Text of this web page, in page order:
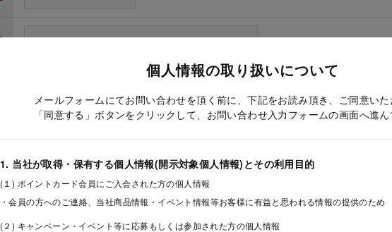
個人情報の取り扱いについて
メールフォームにてお問い合わせを頂く前に、下記をお読み頂き、ご同意い
「同意する」ボタンをクリックして、お問い合わせ入力フォームの画面へ進ん
1. 当社が取得・保有する個人情報(開示対象個人情報)とその利用目的
(１) ポイントカード会員にご入会された方の個人情報
・会員の方へのご連絡、当社商品情報・イベント情報等お客様に有益と思われる情報の提供のため
(２) キャンペーン・イベント等に応募もしくは参加された方の個人情報
（メールアドレス確認のため再度入力をお願いします）